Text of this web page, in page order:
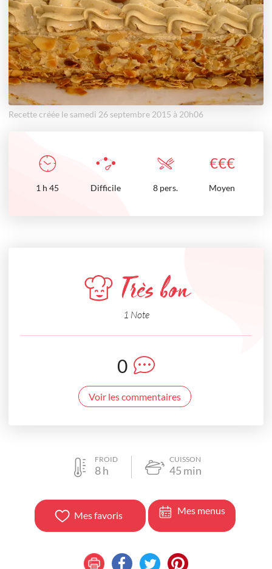
Recette créée le samedi 26 septembre 2015 à 20h06
€€€
1 h 45 Difficile 8 pers. Moyen
Très bon
1 Note
0
Voir les commentaires
FROID
8h
CUISSON
45 min
Mes favoris Mes menus